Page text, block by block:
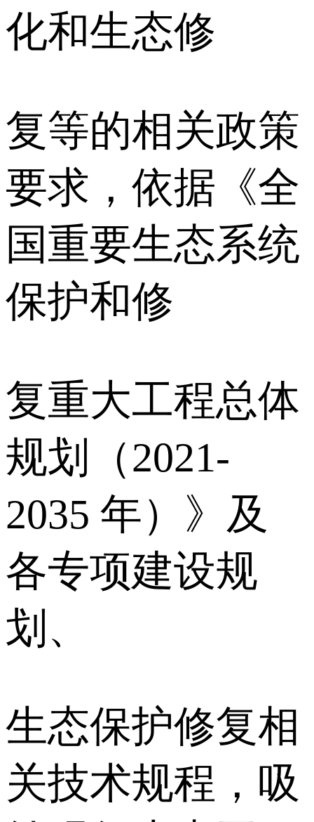
化和生态修
复等的相关政策
要求，依据《全
国重要生态系统
保护和修
复重大工程总体
规划（2021-
2035 年）》及
各专项建设规
划、
生态保护修复相
关技术规程，吸